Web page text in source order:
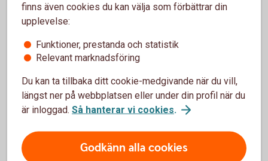
Lönebesked
För att se detta innehåll behöver du först
godkänna cookies för Funktioner, prestanda
och statistik.
Inställningar för cookies
finns även cookies du kan välja som förbättrar din
upplevelse:
Funktioner, prestanda och statistik
Relevant marknadsföring
Du kan ta tillbaka ditt cookie-medgivande när du vill,
längst ner på webbplatsen eller under din profil när du
är inloggad. Så hanterar vi cookies.
Godkänn alla cookies